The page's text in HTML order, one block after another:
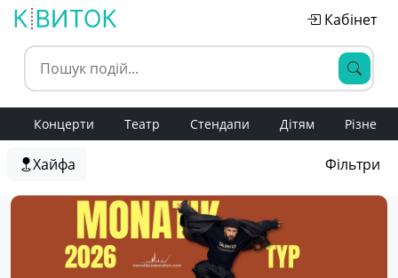
Кабінет
Концерти Театр Стендапи Дітям Різне
Хайфа Фільтри